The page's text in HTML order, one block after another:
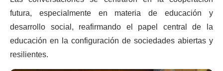
futura, especialmente en materia de educación y
desarrollo social, reafirmando el papel central de la
educación en la configuración de sociedades abiertas y
resilientes.